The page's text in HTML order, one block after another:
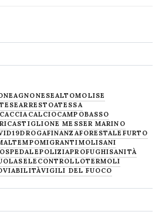
AGNONESEALTOMOLISE
ARRESTOATESSA
CACCIA CALCIOCAMPOBASSO
CASTIGLIONE MESSER MARINO
DROGAFINANZAFORESTALE FURTO
MIGRANTIMOLISANI
OSPEDALEPOLIZIAPROFUGHISANITÀ
SELECONTROLLOTERMOLI
VIABILITÀVIGILI DEL FUOCO